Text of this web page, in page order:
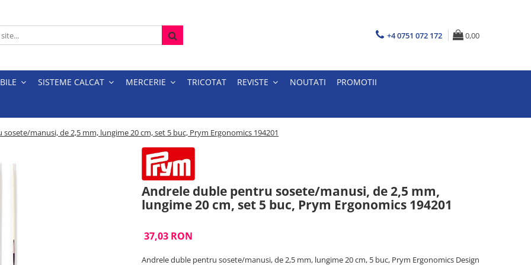
+4 0751 072 172 0,00
SISTEME CALCAT MERCERIE TRICOTAT REVISTE NOUTATI PROMOTII
manusi, de 2,5 mm, lungime 20 cm, set 5 buc, Prym Ergonomics 194201
Andrele duble pentru sosete/manusi, de 2,5 mm,
lungime 20 cm, set 5 buc, Prym Ergonomics 194201
37,03 RON
Andrele duble pentru sosete/manusi, de 2,5 mm, lungime 20 cm, 5 buc, Prym Ergonomics Design